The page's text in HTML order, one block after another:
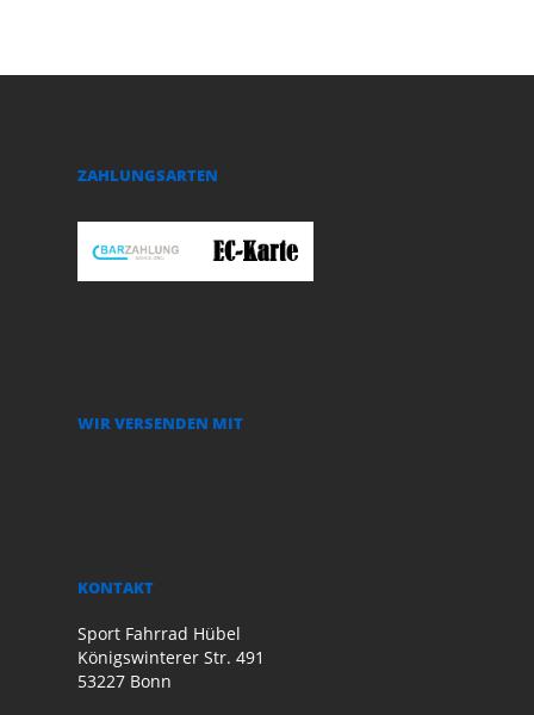
ZAHLUNGSARTEN
WIR VERSENDEN MIT
KONTAKT
Sport Fahrrad Hübel
Königswinterer Str. 491
53227 Bonn